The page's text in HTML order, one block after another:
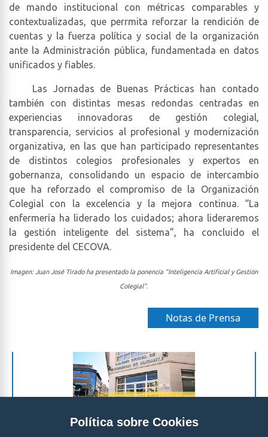
Política sobre Cookies
de mando institucional con métricas comparables y
contextualizadas, que perrmita reforzar la rendición de
cuentas y la fuerza política y social de la organización
ante la Administración pública, fundamentada en datos
unificados y fiables.
Las Jornadas de Buenas Prácticas han contado
también con distintas mesas redondas centradas en
experiencias innovadoras de gestión colegial,
transparencia, servicios al profesional y modernización
organizativa, en las que han participado representantes
de distintos colegios profesionales y expertos en
gobernanza, consolidando un espacio de intercambio
que ha reforzado el compromiso de la Organización
Colegial con la excelencia y la mejora continua. “La
enfermería ha liderado los cuidados; ahora lideraremos
la gestión inteligente del sistema”, ha concluido el
presidente del CECOVA.
Imagen: Juan José Tirado ha presentado la ponencia “Inteligencia Artificial y Gestión
Colegial”.
Notas de Prensa